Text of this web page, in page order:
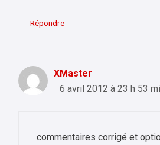
Répondre
XMaster
6 avril 2012 à 23 h 53
commentaires corrigé et